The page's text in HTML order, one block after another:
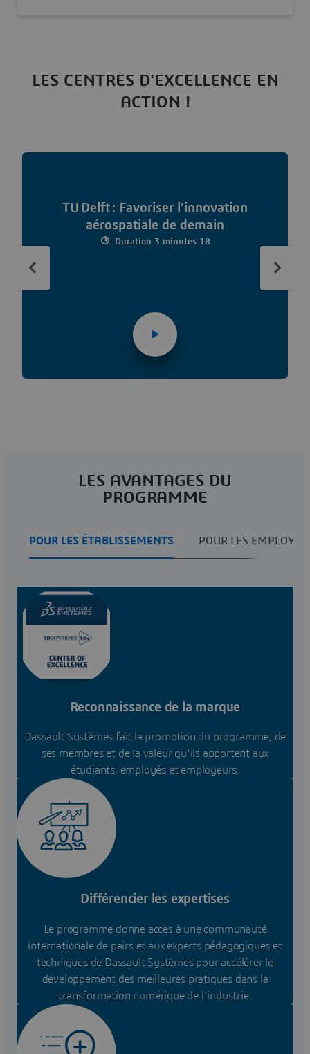
LES CENTRES D'EXCELLENCE EN
ACTION !
TU Delft : Favoriser l’innovation
aérospatiale de demain
Duration 3 minutes 18
LES AVANTAGES DU
PROGRAMME
POUR LES ÉTABLISSEMENTS POUR LES
Reconnaissance de la marque
Dassault Systèmes fait la promotion du programme, de
ses membres et de la valeur qu'ils apportent aux
étudiants, employés et employeurs.
Différencier les expertises
Le programme donne accès à une communauté
internationale de pairs et aux experts pédagogiques et
techniques de Dassault Systèmes pour accélérer le
développement des meilleures pratiques dans la
transformation numérique de l'industrie.